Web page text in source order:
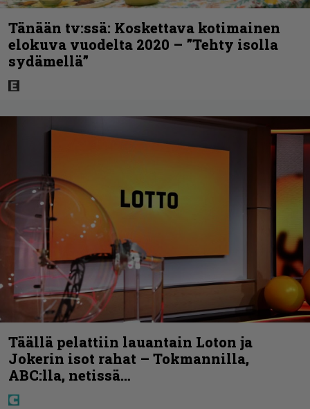
Tänään tv:ssä: Koskettava kotimainen
elokuva vuodelta 2020 – ”Tehty isolla
sydämellä”
Täällä pelattiin lauantain Loton ja
Jokerin isot rahat – Tokmannilla,
ABC:lla, netissä…